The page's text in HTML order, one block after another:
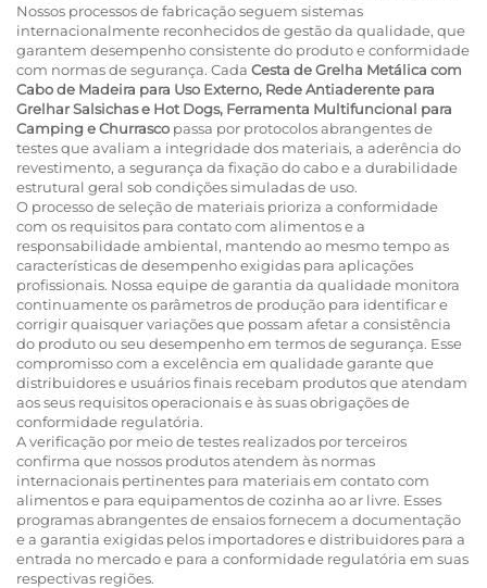
Nossos processos de fabricação seguem sistemas
internacionalmente reconhecidos de gestão da qualidade, que
garantem desempenho consistente do produto e conformidade
com normas de segurança. Cada Cesta de Grelha Metálica com
Cabo de Madeira para Uso Externo, Rede Antiaderente para
Grelhar Salsichas e Hot Dogs, Ferramenta Multifuncional para
Camping e Churrasco passa por protocolos abrangentes de
testes que avaliam a integridade dos materiais, a aderência do
revestimento, a segurança da fixação do cabo e a durabilidade
estrutural geral sob condições simuladas de uso.
O processo de seleção de materiais prioriza a conformidade
com os requisitos para contato com alimentos e a
responsabilidade ambiental, mantendo ao mesmo tempo as
características de desempenho exigidas para aplicações
profissionais. Nossa equipe de garantia da qualidade monitora
continuamente os parâmetros de produção para identificar e
corrigir quaisquer variações que possam afetar a consistência
do produto ou seu desempenho em termos de segurança. Esse
compromisso com a excelência em qualidade garante que
distribuidores e usuários finais recebam produtos que atendam
aos seus requisitos operacionais e às suas obrigações de
conformidade regulatória.
A verificação por meio de testes realizados por terceiros
confirma que nossos produtos atendem às normas
internacionais pertinentes para materiais em contato com
alimentos e para equipamentos de cozinha ao ar livre. Esses
programas abrangentes de ensaios fornecem a documentação
e a garantia exigidas pelos importadores e distribuidores para a
entrada no mercado e para a conformidade regulatória em suas
respectivas regiões.